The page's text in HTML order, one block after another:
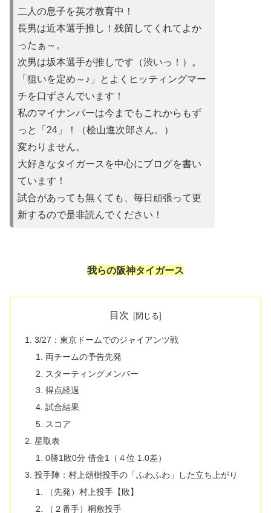
二人の息子を英才教育中！
長男は近本選手推し！残留してくれてよか
ったぁ～。
次男は坂本選手が推しです（渋いっ！）。
「狙いを定め～♪」とよくヒッティングマー
チを口ずさんでいます！
私のマイナンバーは今までもこれからもず
っと「24」！（桧山進次郎さん。）
変わりません。
大好きなタイガースを中心にブログを書い
ています！
試合があっても無くても、毎日頑張って更
新するので是非読んでください！
我らの阪神タイガース
目次
3/27：東京ドームでのジャイアンツ戦
両チームの予告先発
スターティングメンバー
得点経過
試合結果
スコア
星取表
0勝1敗0分 借金1（４位 1.0差）
投手陣：村上頌樹投手の「ふわふわ」した立ち上がり
（先発）村上投手【敗】
（２番手）桐敷投手